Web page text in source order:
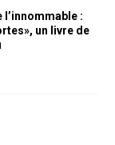
:
un livre de